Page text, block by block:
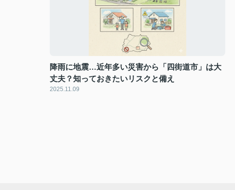
降雨に地震…近年多い災害から「四街道市」は大
丈夫？知っておきたいリスクと備え
2025.11.09